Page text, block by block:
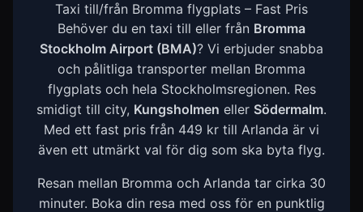
Taxi till/från Bromma flygplats – Fast Pris
Behöver du en taxi till eller från Bromma
Stockholm Airport (BMA)? Vi erbjuder snabba
och pålitliga transporter mellan Bromma
flygplats och hela Stockholmsregionen. Res
smidigt till city, Kungsholmen eller Södermalm.
Med ett fast pris från 449 kr till Arlanda är vi
även ett utmärkt val för dig som ska byta flyg.
Resan mellan Bromma och Arlanda tar cirka 30
minuter. Boka din resa med oss för en punktlig